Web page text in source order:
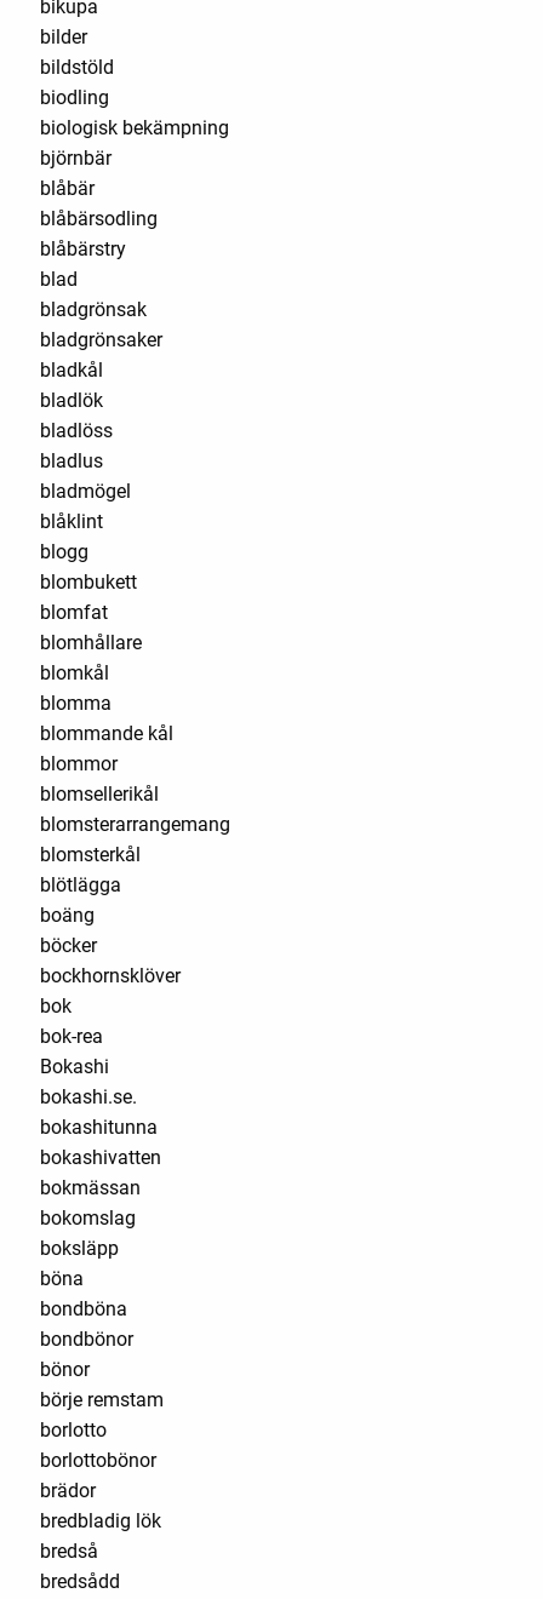
bikupa
bilder
bildstöld
biodling
biologisk bekämpning
björnbär
blåbär
blåbärsodling
blåbärstry
blad
bladgrönsak
bladgrönsaker
bladkål
bladlök
bladlöss
bladlus
bladmögel
blåklint
blogg
blombukett
blomfat
blomhållare
blomkål
blomma
blommande kål
blommor
blomsellerikål
blomsterarrangemang
blomsterkål
blötlägga
boäng
böcker
bockhornsklöver
bok
bok-rea
Bokashi
bokashi.se.
bokashitunna
bokashivatten
bokmässan
bokomslag
boksläpp
böna
bondböna
bondbönor
bönor
börje remstam
borlotto
borlottobönor
brädor
bredbladig lök
bredså
bredsådd